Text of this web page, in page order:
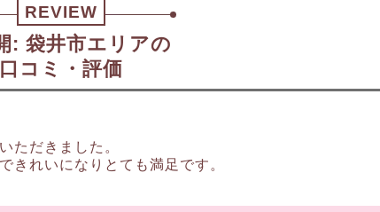
REVIEW
: 袋井市エリアの
口コミ・評価
ただきました。
きれいになりとても満足です。